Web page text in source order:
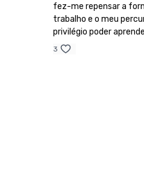
fez-me repensar a
trabalho e o meu
privilégio poder
3